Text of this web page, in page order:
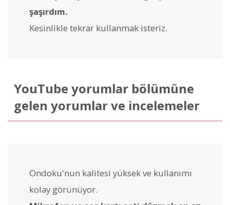
şaşırdım.
Kesinlikle tekrar kullanmak isteriz.
YouTube yorumlar bölümüne
gelen yorumlar ve incelemeler
Ondoku'nun kalitesi yüksek ve kullanımı
kolay görünüyor.